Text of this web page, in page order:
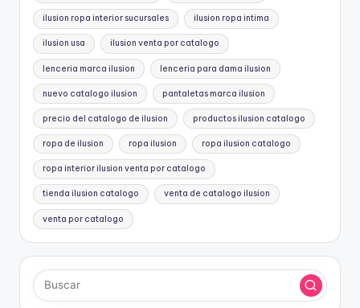
ilusion ropa interior sucursales ilusion ropa intima
ilusion usa ilusion venta por catalogo
lenceria marca ilusion lenceria para dama ilusion
nuevo catalogo ilusion pantaletas marca ilusion
precio del catalogo de ilusion productos ilusion catalogo
ropa de ilusion ropa ilusion ropa ilusion catalogo
ropa interior ilusion venta por catalogo
tienda ilusion catalogo venta de catalogo ilusion
venta por catalogo